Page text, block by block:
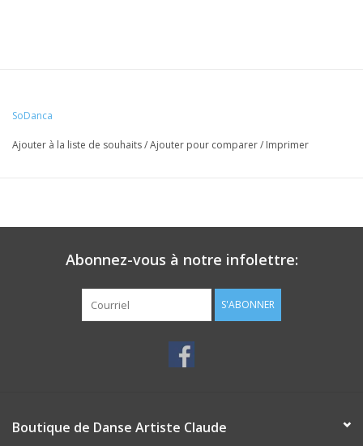
SoDanca
Ajouter à la liste de souhaits/Ajouter pour comparer/ Imprimer
Abonnez-vous à notre infolettre:
S'ABONNER
Boutique de Danse Artiste Claude